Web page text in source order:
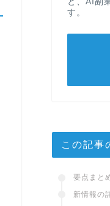
す。
この記事
要点まと
新情報の